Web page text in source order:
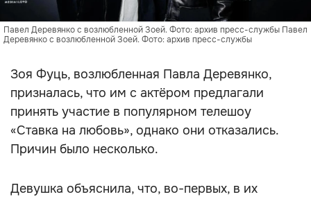
Павел Деревянко с возлюбленной Зоей. Фото: архив пресс-службы Павел
Деревянко с возлюбленной Зоей. Фото: архив пресс-службы
Зоя Фуць, возлюбленная Павла Деревянко,
призналась, что им с актёром предлагали
принять участие в популярном телешоу
«Ставка на любовь», однако они отказались.
Причин было несколько.
Девушка объяснила, что, во-первых, в их